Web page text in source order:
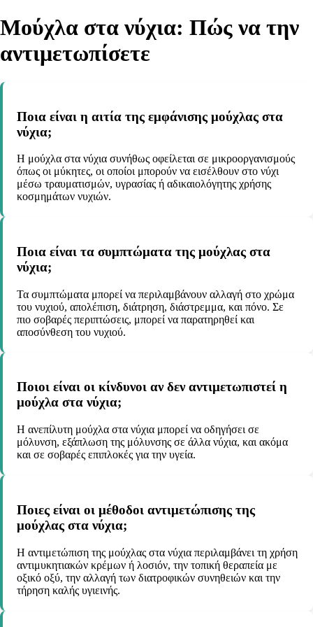
Μούχλα στα νύχια: Πώς να την
αντιμετωπίσετε
Ποια είναι η αιτία της εμφάνισης μούχλας στα
νύχια;
Η μούχλα στα νύχια συνήθως οφείλεται σε μικροοργανισμούς
όπως οι μύκητες, οι οποίοι μπορούν να εισέλθουν στο νύχι
μέσω τραυματισμών, υγρασίας ή αδικαιολόγητης χρήσης
κοσμημάτων νυχιών.
Ποια είναι τα συμπτώματα της μούχλας στα
νύχια;
Τα συμπτώματα μπορεί να περιλαμβάνουν αλλαγή στο χρώμα
του νυχιού, απολέπιση, διάτρηση, διάστρεμμα, και πόνο. Σε
πιο σοβαρές περιπτώσεις, μπορεί να παρατηρηθεί και
αποσύνθεση του νυχιού.
Ποιοι είναι οι κίνδυνοι αν δεν αντιμετωπιστεί η
μούχλα στα νύχια;
Η ανεπίλυτη μούχλα στα νύχια μπορεί να οδηγήσει σε
μόλυνση, εξάπλωση της μόλυνσης σε άλλα νύχια, και ακόμα
και σε σοβαρές επιπλοκές για την υγεία.
Ποιες είναι οι μέθοδοι αντιμετώπισης της
μούχλας στα νύχια;
Η αντιμετώπιση της μούχλας στα νύχια περιλαμβάνει τη χρήση
αντιμυκητιακών κρέμων ή λοσιόν, την τοπική θεραπεία με
οξικό οξύ, την αλλαγή των διατροφικών συνηθειών και την
τήρηση καλής υγιεινής.